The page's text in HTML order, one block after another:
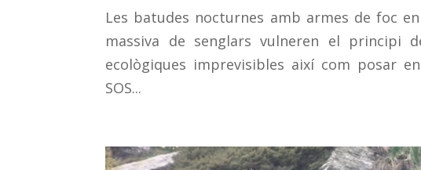
Les batudes nocturnes amb armes de foc
massiva de senglars vulneren el principi
ecològiques imprevisibles així com posar
SOS...